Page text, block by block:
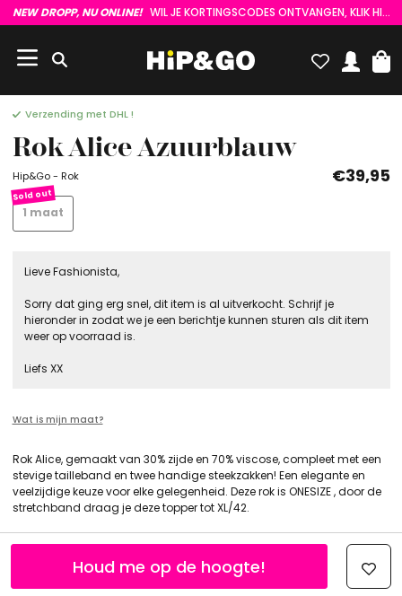
NEW DROPP, NU ONLINE! WIL JE KORTINGSCODES ONTVANGEN, KLIK HIER :)
Verzending met DHL !
Rok Alice Azuurblauw
Hip&Go - Rok €39,95
1 maat
Lieve Fashionista,
Sorry dat ging erg snel, dit item is al uitverkocht. Schrijf je
hieronder in zodat we je een berichtje kunnen sturen als dit item
weer op voorraad is.
Liefs XX
Wat is mijn maat?
Rok Alice, gemaakt van 30% zijde en 70% viscose, compleet met een
stevige tailleband en twee handige steekzakken! Een elegante en
veelzijdige keuze voor elke gelegenheid. Deze rok is ONESIZE , door de
stretchband draag je deze topper tot XL/42.
Houd me op de hoogte!